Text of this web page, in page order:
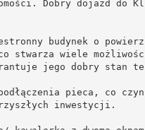
Dobry dojazd do
budynek o
stwarza wiele
jego dobry stan
pieca, co
inwestycji.